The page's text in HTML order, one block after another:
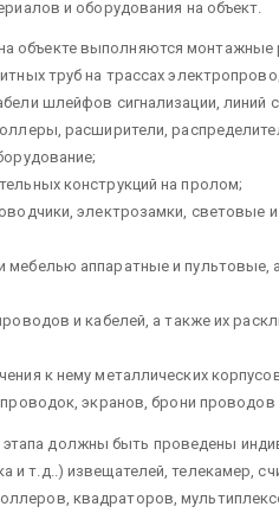
и оборудования на объ­ект.
объекте выполняются мон­тажные
труб на трассах
шлейфов сигнализации, ли­ний
расширители,
конструкций на пролом;
электрозамки, световые
аппаратные и пульто­вые,
и кабелей, а также их
к нему металлических
экранов, брони проводов
должны быть проведены
и т.д..) извещателей, телекамер,
квадраторов,